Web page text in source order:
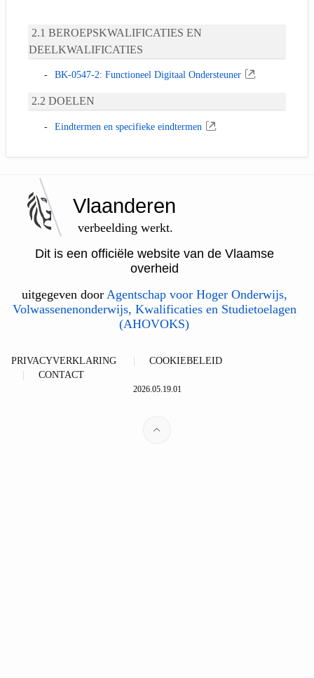
BEROEPSKWALIFICATIES EN
DEELKWALIFICATIES
BK-0547-2: Functioneel Digitaal Ondersteuner
DOELEN
Eindtermen en specifieke eindtermen
Vlaanderen
verbeelding werkt.
Dit is een officiële website van de Vlaamse
overheid
uitgegeven door Agentschap voor Hoger Onderwijs,
Volwassenenonderwijs, Kwalificaties en Studietoelagen
(AHOVOKS)
PRIVACYVERKLARING
COOKIEBELEID
CONTACT
2026.05.19.01